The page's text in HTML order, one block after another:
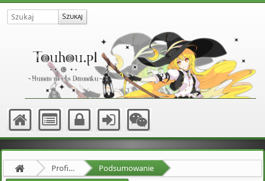
Profil użytkownika Erwinn-Rommel
Podsumowanie